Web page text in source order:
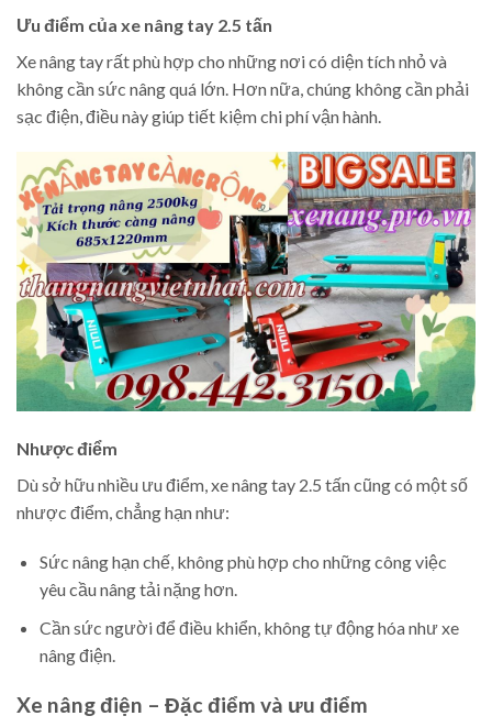
Ưu điểm của xe nâng tay 2.5 tấn
Xe nâng tay rất phù hợp cho những nơi có diện tích nhỏ và
không cần sức nâng quá lớn. Hơn nữa, chúng không cần phải
sạc điện, điều này giúp tiết kiệm chi phí vận hành.
Nhược điểm
Dù sở hữu nhiều ưu điểm, xe nâng tay 2.5 tấn cũng có một số
nhược điểm, chẳng hạn như:
Sức nâng hạn chế, không phù hợp cho những công việc
yêu cầu nâng tải nặng hơn.
Cần sức người để điều khiển, không tự động hóa như xe
nâng điện.
Xe nâng điện – Đặc điểm và ưu điểm